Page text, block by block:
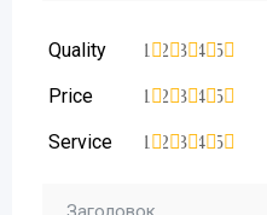
Quality 5
4
3
2
1
Price 5
4
3
2
1
Service 5
4
3
2
1